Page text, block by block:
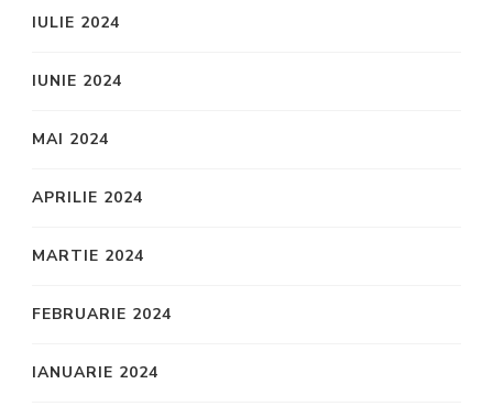
IULIE 2024
IUNIE 2024
MAI 2024
APRILIE 2024
MARTIE 2024
FEBRUARIE 2024
IANUARIE 2024